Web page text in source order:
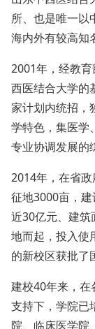
所、也是唯一以
海内外有较高知
2001年，经教
西医结合大学的
家计划内统招，
学特色，集医学
专业协调发展的
2014年，在省
征地3000亩，
近30亿元、建筑
地而起，投入使
的新校区获批了
建校40年来，
支持下，学院已
院、临床医学院